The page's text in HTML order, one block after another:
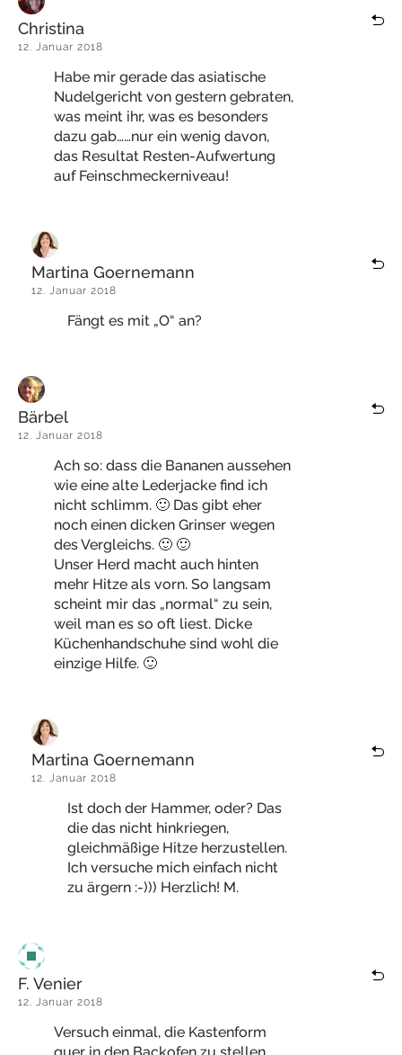
Christina
12. Januar 2018
Habe mir gerade das asiatische
Nudelgericht von gestern gebraten,
was meint ihr, was es besonders
dazu gab……nur ein wenig davon,
das Resultat Resten-Aufwertung
auf Feinschmeckerniveau!
Martina Goernemann
12. Januar 2018
Fängt es mit „O“ an?
Bärbel
12. Januar 2018
Ach so: dass die Bananen aussehen
wie eine alte Lederjacke find ich
nicht schlimm. 🙂 Das gibt eher
noch einen dicken Grinser wegen
des Vergleichs. 🙂 🙂
Unser Herd macht auch hinten
mehr Hitze als vorn. So langsam
scheint mir das „normal“ zu sein,
weil man es so oft liest. Dicke
Küchenhandschuhe sind wohl die
einzige Hilfe. 🙂
Martina Goernemann
12. Januar 2018
Ist doch der Hammer, oder? Das
die das nicht hinkriegen,
gleichmäßige Hitze herzustellen.
Ich versuche mich einfach nicht
zu ärgern :-))) Herzlich! M.
F. Venier
12. Januar 2018
Versuch einmal, die Kastenform